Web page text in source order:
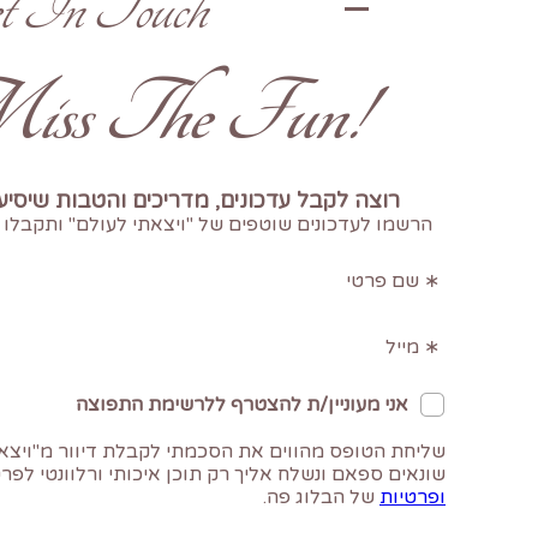
!Don't Miss The Fun